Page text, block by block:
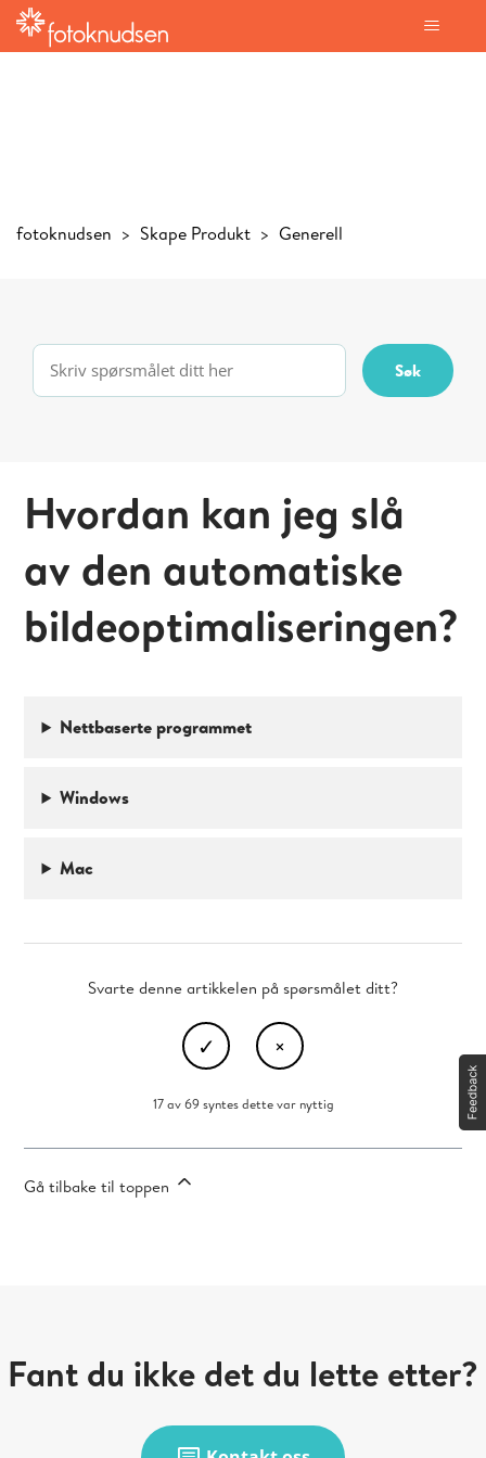
fotoknudsen Skape Produkt Generell
Hvordan kan jeg slå
av den automatiske
bildeoptimaliseringen?
Nettbaserte programmet
Windows
Mac
Svarte denne artikkelen på spørsmålet ditt?
17 av 69 syntes dette var nyttig
Gå tilbake til toppen
Fant du ikke det du lette etter?